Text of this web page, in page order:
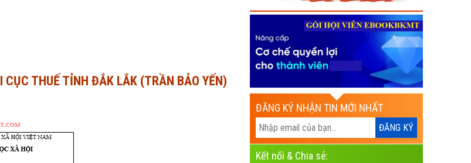
THUẾ TỈNH ĐẮK LẮK (TRẦN BẢO YẾN)
ĐĂNG KÝ NHẬN TIN MỚI NHẤT
Kết nối & Chia sẻ: